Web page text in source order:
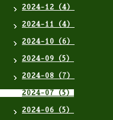
2024-12（4）
2024-11（4）
2024-10（6）
2024-09（5）
2024-08（7）
2024-07（5）
2024-06（5）